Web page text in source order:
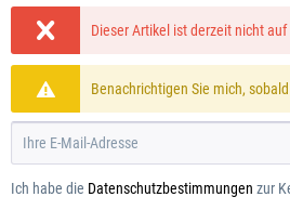
Dieser Artikel ist derzeit nicht auf
Benachrichtigen Sie mich,
Ich habe die Datenschutzbestimmungen zur